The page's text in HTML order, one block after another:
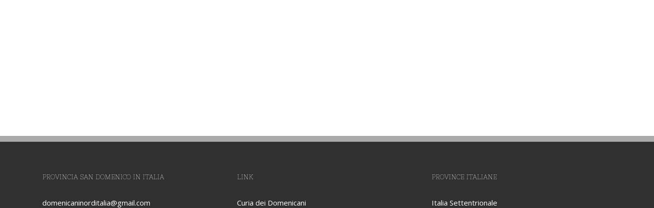
PROVINCIA SAN DOMENICO IN ITALIA
domenicaninorditalia@gmail.com
LINK
Curia dei Domenicani
PROVINCE ITALIANE
Italia Settentrionale